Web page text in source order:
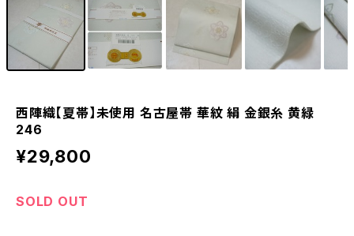
西陣織【夏帯】未使用 名古屋帯 華紋 絹 金銀糸 黄緑
246
¥29,800
SOLD OUT